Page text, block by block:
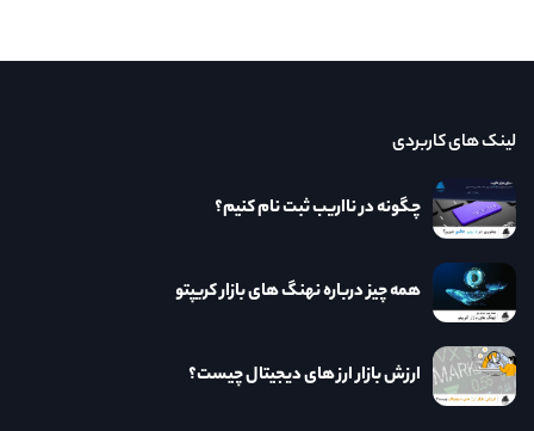
لینک های کاربردی
چگونه در نااریب ثبت نام کنیم؟
همه چیز درباره نهنگ های بازار کریپتو
ارزش بازار ارز های دیجیتال چیست؟